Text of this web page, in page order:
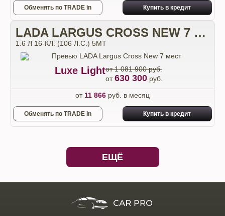
Обменять по TRADE in Купить в кредит
LADA LARGUS CROSS NEW 7 МЕСТ
1.6 Л 16-КЛ. (106 Л.С.) 5МТ
Luxe Lightот 1 081 900 руб.
от630 300руб.
от 11 866 руб. в месяц
Обменять по TRADE in Купить в кредит
ЕЩЁ